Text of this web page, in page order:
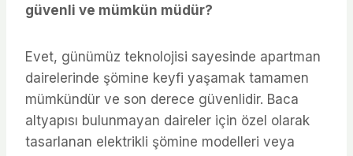
güvenli ve mümkün müdür?
Evet, günümüz teknolojisi sayesinde apartman
dairelerinde şömine keyfi yaşamak tamamen
mümkündür ve son derece güvenlidir. Baca
altyapısı bulunmayan daireler için özel olarak
tasarlanan elektrikli şömine modelleri veya